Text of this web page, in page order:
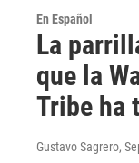
En Español
La
que la
Tribe ha
Gustavo Sagrero,